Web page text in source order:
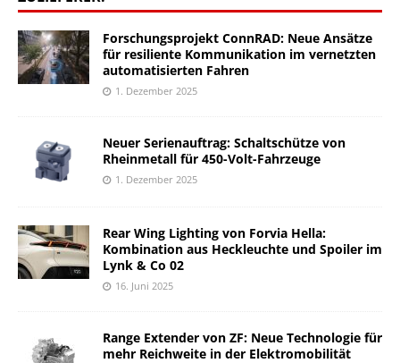
Forschungsprojekt ConnRAD: Neue Ansätze
für resiliente Kommunikation im vernetzten
automatisierten Fahren
1. Dezember 2025
Neuer Serienauftrag: Schaltschütze von
Rheinmetall für 450-Volt-Fahrzeuge
1. Dezember 2025
Rear Wing Lighting von Forvia Hella:
Kombination aus Heckleuchte und Spoiler im
Lynk & Co 02
16. Juni 2025
Range Extender von ZF: Neue Technologie für
mehr Reichweite in der Elektromobilität